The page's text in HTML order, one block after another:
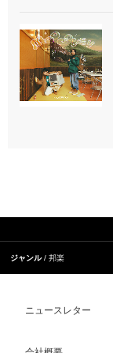
ジャンル 邦楽
ニュースレター